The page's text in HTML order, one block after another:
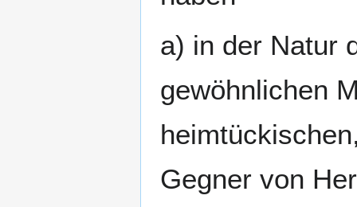
a) in der Natur
gewöhnlichen
Gegner von